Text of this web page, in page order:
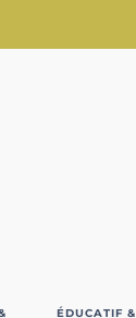
ÉDUCATIF &